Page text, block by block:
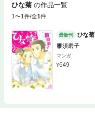
ひな菊 の作品一覧
1〜1件/全1件
最新刊
ひな菊
雁須磨子
マンガ
649